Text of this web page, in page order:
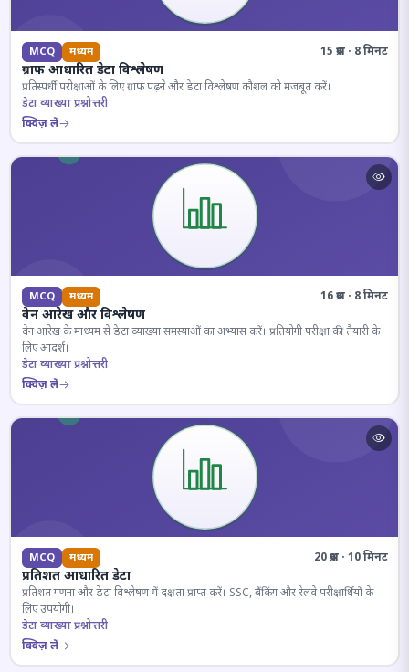
MCQ मध्यम 15 प्रश्न · 8 मिनट
ग्राफ आधारित डेटा विश्लेषण
प्रतिस्पर्धी परीक्षाओं के लिए ग्राफ पढ़ने और डेटा विश्लेषण कौशल को मजबूत करें।
डेटा व्याख्या प्रश्नोत्तरी
क्विज़ लें
MCQ मध्यम 16 प्रश्न · 8 मिनट
वेन आरेख और विश्लेषण
वेन आरेख के माध्यम से डेटा व्याख्या समस्याओं का अभ्यास करें। प्रतियोगी परीक्षा की तैयारी के
लिए आदर्श।
डेटा व्याख्या प्रश्नोत्तरी
क्विज़ लें
MCQ मध्यम 20 प्रश्न · 10 मिनट
प्रतिशत आधारित डेटा
प्रतिशत गणना और डेटा विश्लेषण में दक्षता प्राप्त करें। SSC, बैंकिंग और रेलवे परीक्षार्थियों के
लिए उपयोगी।
डेटा व्याख्या प्रश्नोत्तरी
क्विज़ लें